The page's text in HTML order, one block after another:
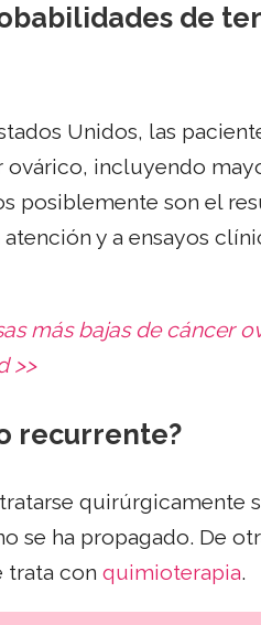
de
Unidos, las
ovárico, incluyendo
posiblemente son el
y a ensayos
más bajas de cáncer
>>
recurrente?
quirúrgicamente
se ha propagado. De
trata con quimioterapia.